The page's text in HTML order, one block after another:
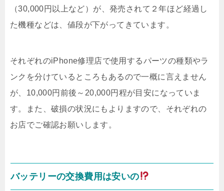
（30,000円以上など）が、発売されて２年ほど経過し
た機種などは、値段が下がってきています。
それぞれのiPhone修理店で使用するパーツの種類やラ
ンクを分けているところもあるので一概に言えません
が、10,000円前後～20,000円程が目安になっていま
す。また、破損の状況にもよりますので、それぞれの
お店でご確認お願いします。
バッテリーの交換費用は安いの